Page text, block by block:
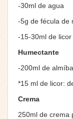
-30ml de agua
-5g de fécula de
-15-30ml de
Humectante
-200ml de
*15 ml de licor:
Crema
250ml de crema